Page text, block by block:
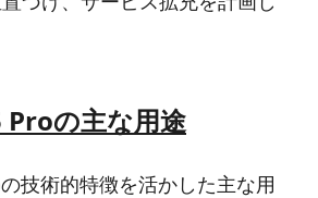
の主な用途
技術的特徴を活かした主な用